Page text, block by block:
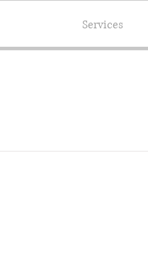
Services